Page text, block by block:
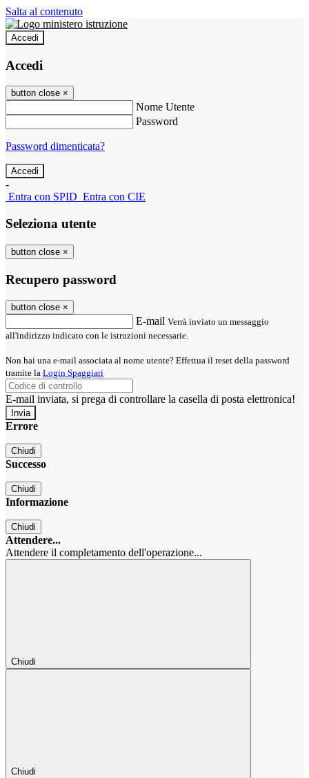
Salta al contenuto
Accedi
Accedi
button close ×
Nome Utente
Password
Password dimenticata?
-
Entra con SPID Entra con CIE
Seleziona utente
button close ×
Recupero password
button close ×
E-mail Verrà inviato un messaggio
all'indirizzo indicato con le istruzioni necessarie.
Non hai una e-mail associata al nome utente? Effettua il reset della password
tramite la Login Spaggiari
E-mail inviata, si prega di controllare la casella di posta elettronica!
Errore
Chiudi
Successo
Chiudi
Informazione
Chiudi
Attendere...
Attendere il completamento dell'operazione...
Chiudi
Chiudi